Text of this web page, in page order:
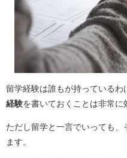
留学経験は誰もが持っている
経験を書いておくことは非常に
ただし留学と一言でいっても、
ます。